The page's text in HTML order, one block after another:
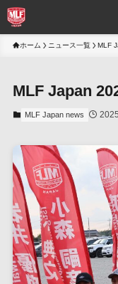
ホーム ニュース一覧 MLF
MLF Japan
MLF Japan news